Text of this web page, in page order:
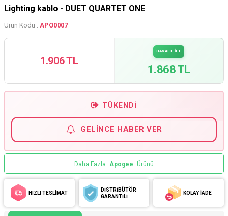
Lighting kablo - DUET QUARTET ONE
Ürün Kodu : APO0007
1.906 TL
HAVALE İLE
1.868 TL
TÜKENDI
GELINCE HABER VER
Daha Fazla Apogee Ürünü
HIZLI TESLİMAT
DİSTRİBÜTÖR
GARANTİLİ
KOLAY İADE